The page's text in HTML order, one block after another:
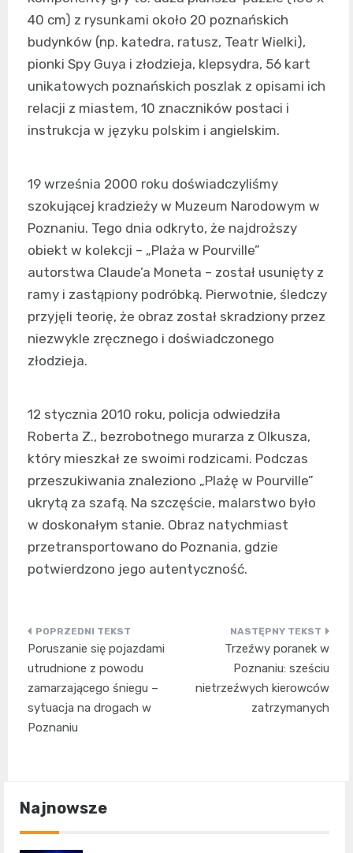
40 cm) z rysunkami około 20 poznańskich
budynków (np. katedra, ratusz, Teatr Wielki),
pionki Spy Guya i złodzieja, klepsydra, 56 kart
unikatowych poznańskich poszlak z opisami ich
relacji z miastem, 10 znaczników postaci i
instrukcja w języku polskim i angielskim.
19 września 2000 roku doświadczyliśmy
szokującej kradzieży w Muzeum Narodowym w
Poznaniu. Tego dnia odkryto, że najdroższy
obiekt w kolekcji – „Plaża w Pourville”
autorstwa Claude’a Moneta – został usunięty z
ramy i zastąpiony podróbką. Pierwotnie, śledczy
przyjęli teorię, że obraz został skradziony przez
niezwykle zręcznego i doświadczonego
złodzieja.
12 stycznia 2010 roku, policja odwiedziła
Roberta Z., bezrobotnego murarza z Olkusza,
który mieszkał ze swoimi rodzicami. Podczas
przeszukiwania znaleziono „Plażę w Pourville”
ukrytą za szafą. Na szczęście, malarstwo było
w doskonałym stanie. Obraz natychmiast
przetransportowano do Poznania, gdzie
potwierdzono jego autentyczność.
Nawigacja
wpisu
Poruszanie się pojazdami
utrudnione z powodu
zamarzającego śniegu –
sytuacja na drogach w
Poznaniu
Trzeźwy poranek w
Poznaniu: sześciu
nietrzeźwych kierowców
zatrzymanych
Najnowsze